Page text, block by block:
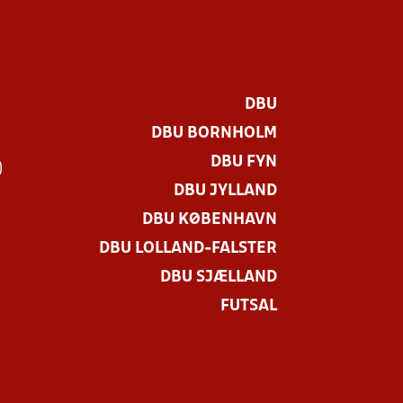
DBU
DBU BORNHOLM
DBU FYN
DBU JYLLAND
DBU KØBENHAVN
DBU LOLLAND-FALSTER
DBU SJÆLLAND
FUTSAL